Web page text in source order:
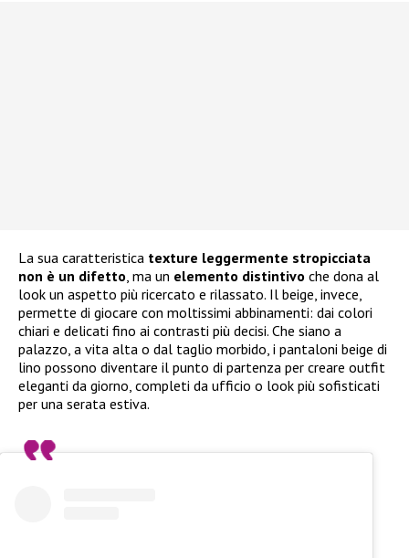
La sua caratteristica texture leggermente stropicciata
non è un difetto , ma un elemento distintivo che dona al
look un aspetto più ricercato e rilassato. Il beige, invece,
permette di giocare con moltissimi abbinamenti: dai colori
chiari e delicati fino ai contrasti più decisi. Che siano a
palazzo, a vita alta o dal taglio morbido, i pantaloni beige di
lino possono diventare il punto di partenza per creare outfit
eleganti da giorno, completi da ufficio o look più sofisticati
per una serata estiva.